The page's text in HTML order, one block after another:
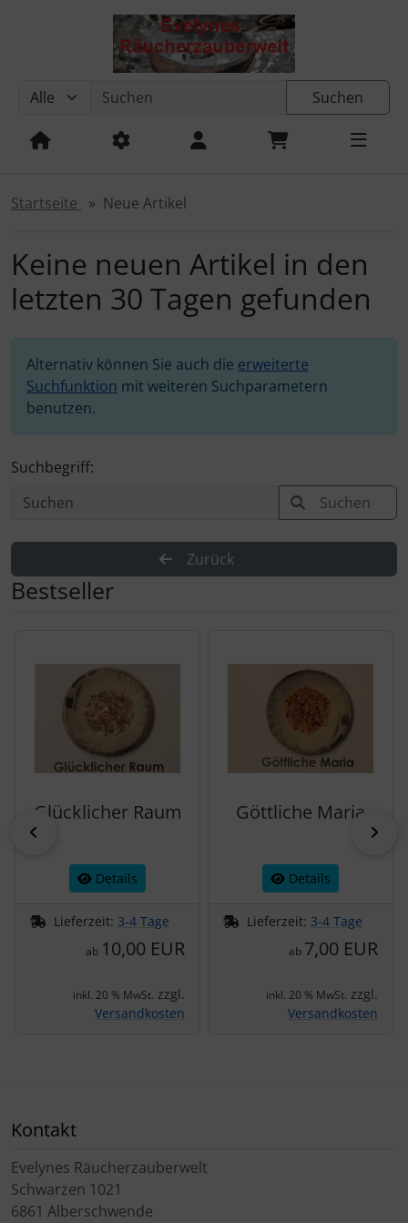
Sprungnavigation
Springe zum Inhalt
Springe zur Navigation
Springe zum Login-Button
Springe zum Button für Einstellungen
Suchen
Startseite Neue Artikel
Keine neuen Artikel in den
letzten 30 Tagen gefunden
Alternativ können Sie auch die erweiterte
Suchfunktion mit weiteren Suchparametern
benutzen.
Suchbegriff:
Suchen
Zurück
Bestseller
Glücklicher Raum
Details
Lieferzeit: 3-4 Tage
ab 10,00 EUR
inkl. 20 % MwSt. zzgl.
Versandkosten
Göttliche Maria
Details
Lieferzeit: 3-4 Tage
ab 7,00 EUR
inkl. 20 % MwSt. zzgl.
Versandkosten
Kontakt
Evelynes Räucherzauberwelt
Schwarzen 1021
6861 Alberschwende
Setangebote
Spezialmischungen für verschiedene Anlässe
Weihnachtsmischungen